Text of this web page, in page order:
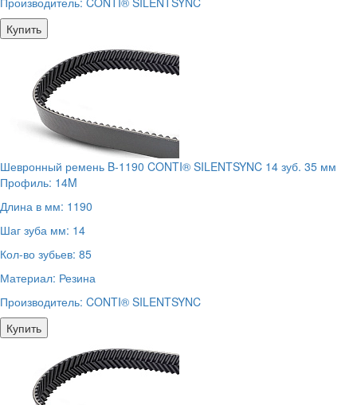
Купить
Шевронный ремень B-1190 CONTI® SILENTSYNC 14 зуб. 35 мм
Профиль: 14M
Длина в мм: 1190
Шаг зуба мм: 14
Кол-во зубьев: 85
Материал: Резина
Производитель: CONTI® SILENTSYNC
Купить